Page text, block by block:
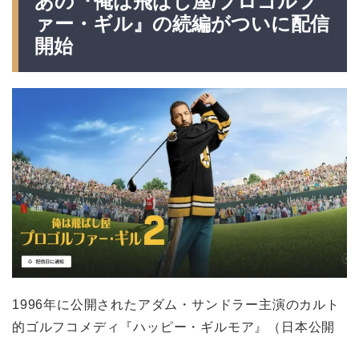
ァー・ギル』の続編がついに配信
開始
1996年に公開されたアダム・サンドラー主演のカルト
的ゴルフコメディ『ハッピー・ギルモア』（日本公開